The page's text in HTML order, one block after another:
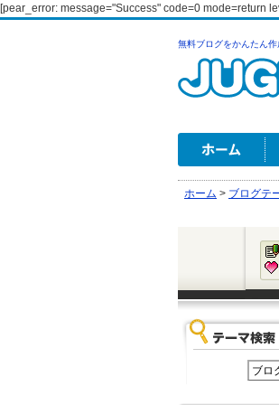
[pear_error: message="Success" code=0 mode=return
無料ブログをかんたん作
ホーム > ブログテ